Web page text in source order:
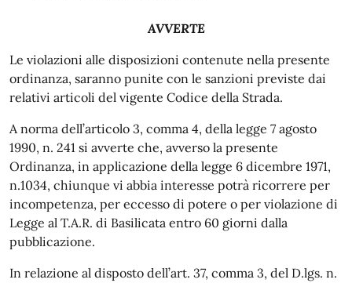
AVVERTE
Le violazioni alle disposizioni contenute nella presente
ordinanza, saranno punite con le sanzioni previste dai
relativi articoli del vigente Codice della Strada.
A norma dell’articolo 3, comma 4, della legge 7 agosto
1990, n. 241 si avverte che, avverso la presente
Ordinanza, in applicazione della legge 6 dicembre 1971,
n.1034, chiunque vi abbia interesse potrà ricorrere per
incompetenza, per eccesso di potere o per violazione di
Legge al T.A.R. di Basilicata entro 60 giorni dalla
pubblicazione.
In relazione al disposto dell’art. 37, comma 3, del D.lgs. n.